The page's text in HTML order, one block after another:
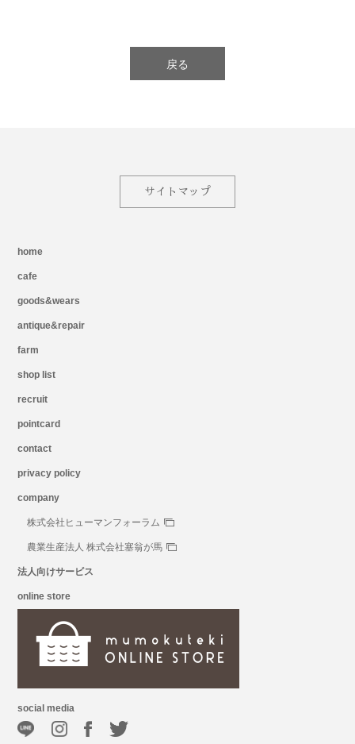
戻る
サイトマップ
home
cafe
goods&wears
antique&repair
farm
shop list
recruit
pointcard
contact
privacy policy
company
株式会社ヒューマンフォーラム
農業生産法人 株式会社塞翁が馬
法人向けサービス
online store
social media